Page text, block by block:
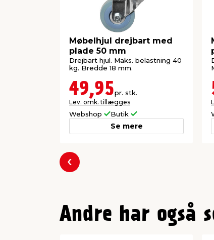
Møbelhjul drejbart med
plade 50 mm
Drejbart hjul. Maks. belastning 40
kg. Bredde 18 mm.
49,95pr. stk.
Lev. omk. tillægges
Webshop Butik
Se mere
Forrige
Andre har også